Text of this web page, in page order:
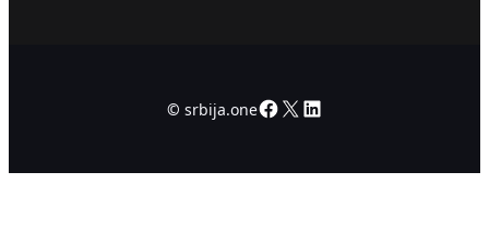
© srbija.oneFacebook
X LinkedIn